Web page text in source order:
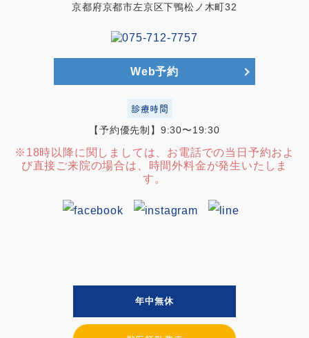
京都府京都市左京区下鴨松ノ木町32
Web予約
診療時間
【予約優先制】9:30〜19:30
※18時以降に関しましては、お電話での当日予約およ
び直接ご来院の場合は、時間外料金が発生いたしま
す。
年中無休